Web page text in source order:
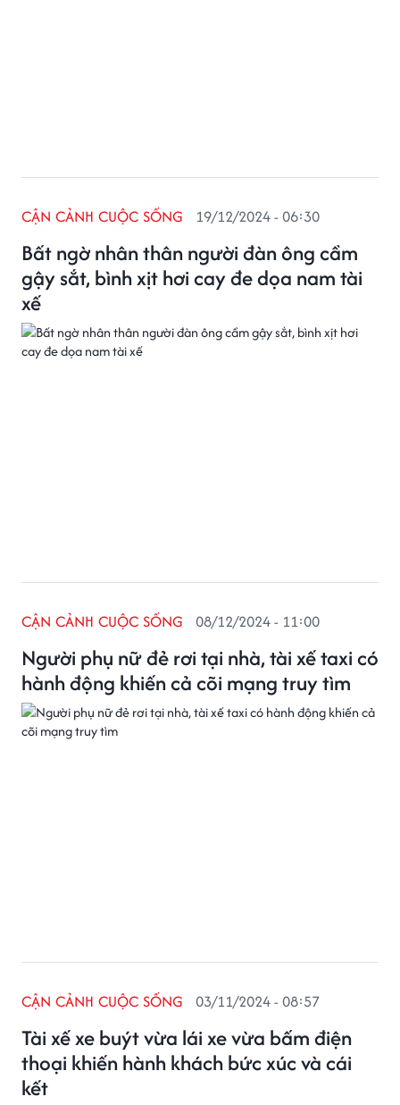
Bất ngờ nhân thân người đàn ông cầm
gậy sắt, bình xịt hơi cay đe dọa nam tài
xế
CẬN CẢNH CUỘC SỐNG 19/12/2024 - 06:30
Người phụ nữ đẻ rơi tại nhà, tài xế taxi có
hành động khiến cả cõi mạng truy tìm
CẬN CẢNH CUỘC SỐNG 08/12/2024 - 11:00
Tài xế xe buýt vừa lái xe vừa bấm điện
thoại khiến hành khách bức xúc và cái
kết
CẬN CẢNH CUỘC SỐNG 03/11/2024 - 08:57